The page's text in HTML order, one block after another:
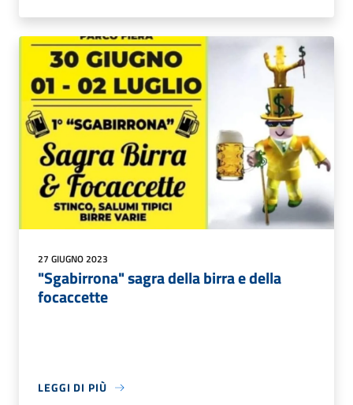
27 GIUGNO 2023
"Sgabirrona" sagra della birra e della
focaccette
LEGGI DI PIÙ